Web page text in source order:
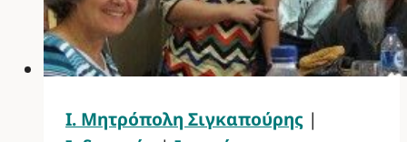
Ι. Μητρόπολη Σιγκαπούρης |